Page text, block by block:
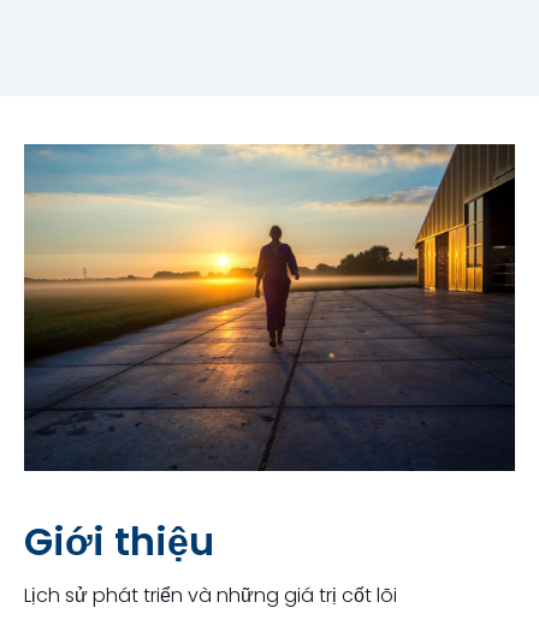
Giới thiệu
Lịch sử phát triển và những giá trị cốt lõi